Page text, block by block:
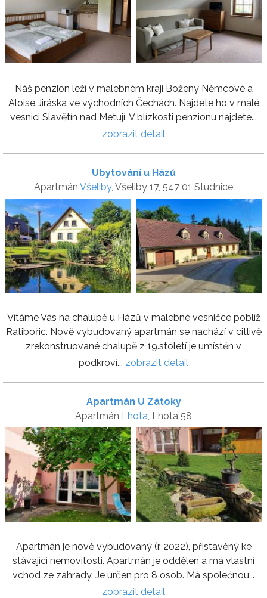
Náš penzion leží v malebném kraji Boženy Němcové a
Aloise Jiráska ve východních Čechách. Najdete ho v malé
vesnici Slavětín nad Metují. V blízkosti penzionu najdete...
zobrazit detail
Ubytování u Házů
Apartmán Všeliby, Všeliby 17, 547 01 Studnice
Vítáme Vás na chalupě u Házů v malebné vesničce poblíž
Ratibořic. Nově vybudovaný apartmán se nachází v citlivě
zrekonstruované chalupě z 19.století je umístěn v
podkroví... zobrazit detail
Apartmán U Zátoky
Apartmán Lhota , Lhota 58
Apartmán je nově vybudovaný (r. 2022), přistavěný ke
stávající nemovitosti. Apartmán je oddělen a má vlastní
vchod ze zahrady. Je určen pro 8 osob. Má společnou...
zobrazit detail